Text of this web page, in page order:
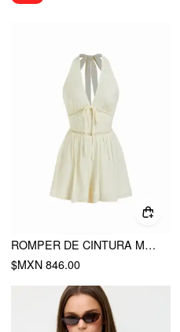
ROMPER DE CINTURA MEDIA CON TEXTURA, ESCOTE HALTER, ENCAJE Y LAZO
$MXN 846.00